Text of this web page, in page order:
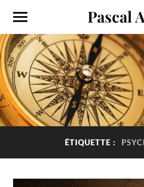
Pascal
ÉTIQUETTE :